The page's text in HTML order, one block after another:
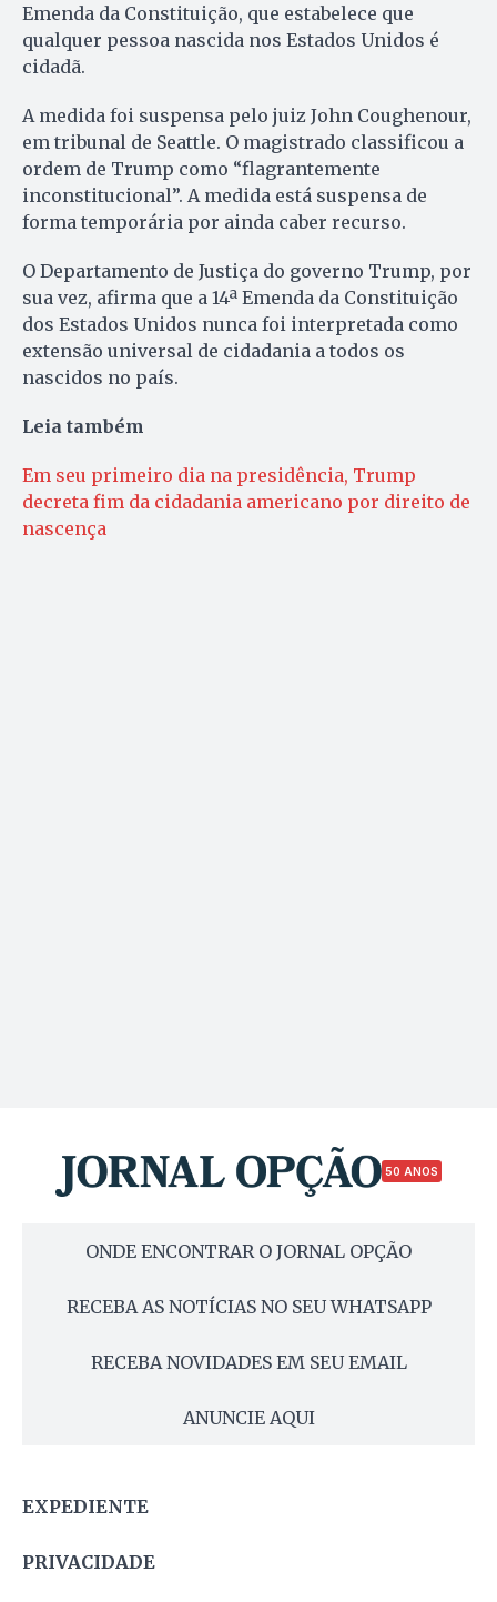
Emenda da Constituição, que estabelece que
qualquer pessoa nascida nos Estados Unidos é
cidadã.
A medida foi suspensa pelo juiz John Coughenour,
em tribunal de Seattle. O magistrado classificou a
ordem de Trump como “flagrantemente
inconstitucional”. A medida está suspensa de
forma temporária por ainda caber recurso.
O Departamento de Justiça do governo Trump, por
sua vez, afirma que a 14ª Emenda da Constituição
dos Estados Unidos nunca foi interpretada como
extensão universal de cidadania a todos os
nascidos no país.
Leia também
Em seu primeiro dia na presidência, Trump
decreta fim da cidadania americano por direito de
nascença
50 ANOS
ONDE ENCONTRAR O JORNAL OPÇÃO
RECEBA AS NOTÍCIAS NO SEU WHATSAPP
RECEBA NOVIDADES EM SEU EMAIL
ANUNCIE AQUI
EXPEDIENTE
PRIVACIDADE